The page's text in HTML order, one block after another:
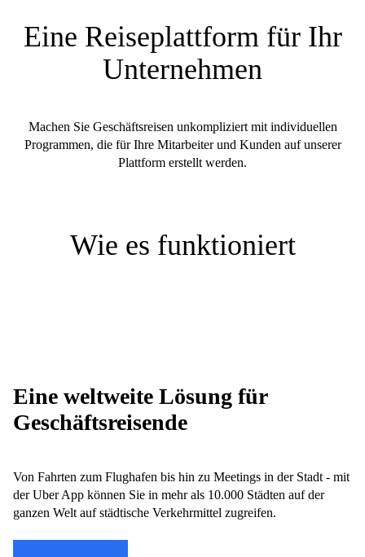
Eine Reiseplattform für Ihr
Unternehmen
Machen Sie Geschäftsreisen unkompliziert mit individuellen
Programmen, die für Ihre Mitarbeiter und Kunden auf unserer
Plattform erstellt werden.
Wie es funktioniert
Eine weltweite Lösung für
Geschäftsreisende
Von Fahrten zum Flughafen bis hin zu Meetings in der Stadt - mit
der Uber App können Sie in mehr als 10.000 Städten auf der
ganzen Welt auf städtische Verkehrmittel zugreifen.